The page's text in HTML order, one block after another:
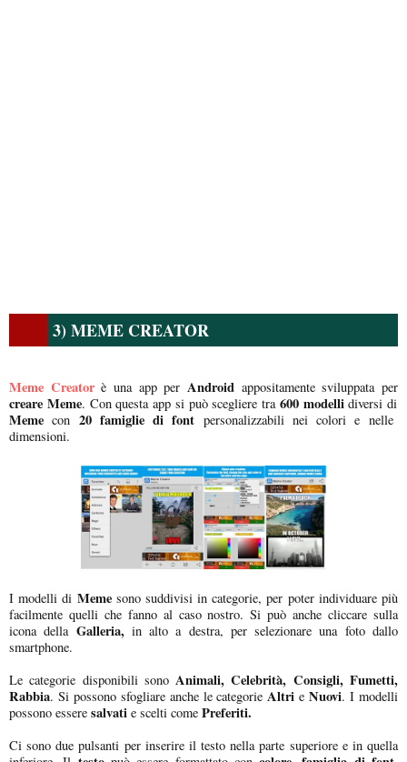
3) MEME CREATOR
Meme Creatorè una app per Android appositamente sviluppata per
creare Meme. Con questa app si può scegliere tra600 modellidiversi di
Meme con 20 famiglie di font personalizzabili nei colori e nelle
dimensioni.
I modelli di Memesono suddivisi in categorie, per poter individuare più
facilmente quelli che fanno al caso nostro. Si può anche cliccare sulla
icona dellaGalleria,in alto a destra, per selezionare una foto dallo
smartphone.
Le categorie disponibili sonoAnimali, Celebrità, Consigli, Fumetti,
Rabbia. Si possono sfogliare anche le categorieAltrie Nuovi. I modelli
possono essere salvati e scelti come Preferiti.
Ci sono due pulsanti per inserire il testo nella parte superiore e in quella